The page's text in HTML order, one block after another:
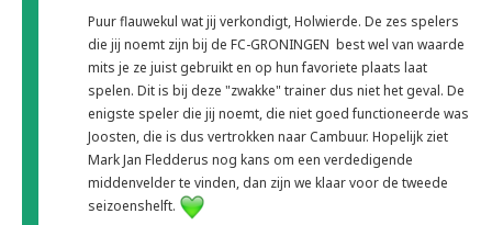
Puur flauwekul wat jij verkondigt, Holwierde. De zes spelers
die jij noemt zijn bij de FC-GRONINGEN best wel van waarde
mits je ze juist gebruikt en op hun favoriete plaats laat
spelen. Dit is bij deze "zwakke" trainer dus niet het geval. De
enigste speler die jij noemt, die niet goed functioneerde was
Joosten, die is dus vertrokken naar Cambuur. Hopelijk ziet
Mark Jan Fledderus nog kans om een verdedigende
middenvelder te vinden, dan zijn we klaar voor de tweede
seizoenshelft.